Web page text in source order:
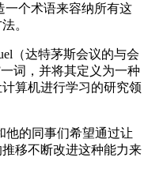
个术语来容纳所有这
。
（达特茅斯会议的与会
词，并将其定义为一种
算机进行学习的研究领
的同事们希望通过让
移不断改进这种能力来